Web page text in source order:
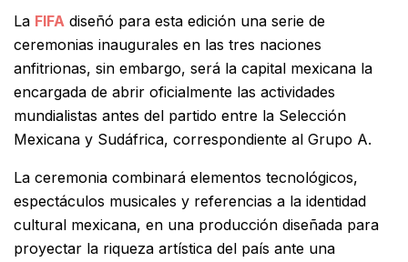
La FIFA diseñó para esta edición una serie de
ceremonias inaugurales en las tres naciones
anfitrionas, sin embargo, será la capital mexicana la
encargada de abrir oficialmente las actividades
mundialistas antes del partido entre la Selección
Mexicana y Sudáfrica, correspondiente al Grupo A.
La ceremonia combinará elementos tecnológicos,
espectáculos musicales y referencias a la identidad
cultural mexicana, en una producción diseñada para
proyectar la riqueza artística del país ante una